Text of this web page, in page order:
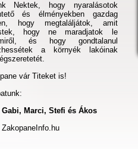
Nektek, hogy nyaralásotok
és élményekben gazdag
hogy megtaláljátok, amit
hogy ne maradjatok le
és hogy gondtalanul
a környék lakóinak
vár Titeket is!
Gabi, Marci, Stefi és Ákos